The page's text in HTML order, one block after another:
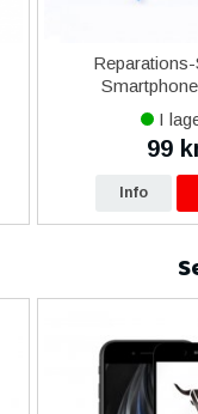
I
99
Info